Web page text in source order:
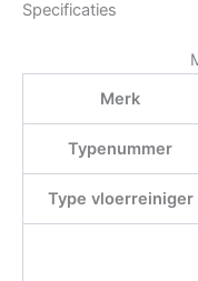
Specificaties
Merk
Typenummer
Type vloerreiniger